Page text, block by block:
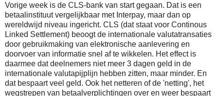
Vorige week is de CLS-bank van start gegaan. Dat is een
betaalinstituut vergelijkbaar met Interpay, maar dan op
wereldwijd niveau ingericht. CLS (dat staat voor Continous
Linked Settlement) beoogt de internationale valutatransaties
door gebruikmaking van elektronische aanlevering en
doorvoer van informatie snel af te wikkelen. Het effect is
daarmee dat deelnemers niet meer 3 dagen geld in de
internationale valutapijplijn hebben zitten, maar minder. En
dat bespaart veel geld. Ook het netteren of de 'netting', het
wegstrepen van betaalverplichtingen over en weer bespaart